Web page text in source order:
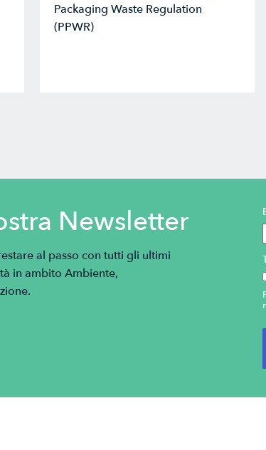
Packaging Waste Regulation
(PPWR)
Newsletter
al passo con tutti gli ultimi
in ambito Ambiente,